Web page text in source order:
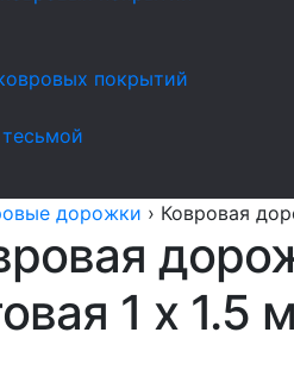
покрытий
дорожки › Ковровая
1 x 1.5 м